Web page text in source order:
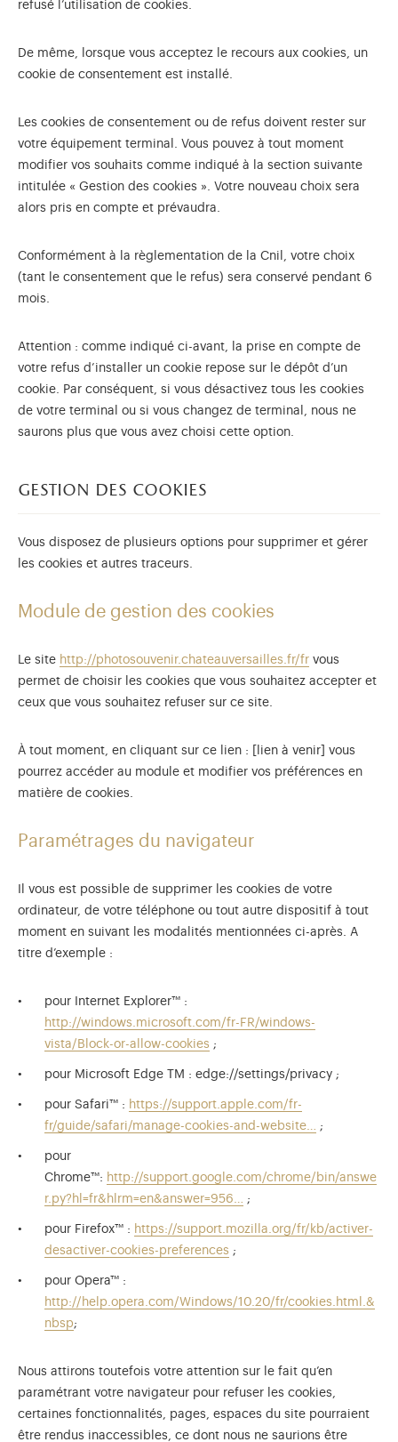
refusé l’utilisation de cookies.
De même, lorsque vous acceptez le recours aux cookies, un
cookie de consentement est installé.
Les cookies de consentement ou de refus doivent rester sur
votre équipement terminal. Vous pouvez à tout moment
modifier vos souhaits comme indiqué à la section suivante
intitulée « Gestion des cookies ». Votre nouveau choix sera
alors pris en compte et prévaudra.
Conformément à la règlementation de la Cnil, votre choix
(tant le consentement que le refus) sera conservé pendant 6
mois.
Attention : comme indiqué ci-avant, la prise en compte de
votre refus d’installer un cookie repose sur le dépôt d’un
cookie. Par conséquent, si vous désactivez tous les cookies
de votre terminal ou si vous changez de terminal, nous ne
saurons plus que vous avez choisi cette option.
gestion des cookies
Vous disposez de plusieurs options pour supprimer et gérer
les cookies et autres traceurs.
Module de gestion des cookies
Le site http://photosouvenir.chateauversailles.fr/fr vous
permet de choisir les cookies que vous souhaitez accepter et
ceux que vous souhaitez refuser sur ce site.
À tout moment, en cliquant sur ce lien : [lien à venir] vous
pourrez accéder au module et modifier vos préférences en
matière de cookies.
Paramétrages du navigateur
Il vous est possible de supprimer les cookies de votre
ordinateur, de votre téléphone ou tout autre dispositif à tout
moment en suivant les modalités mentionnées ci-après. A
titre d’exemple :
pour Internet Explorer™ :
http://windows.microsoft.com/fr-FR/windows-
vista/Block-or-allow-cookies ;
pour Microsoft Edge TM : edge://settings/privacy ;
pour Safari™ : https://support.apple.com/fr-
fr/guide/safari/manage-cookies-and-website… ;
pour
Chrome™: http://support.google.com/chrome/bin/answe
r.py?hl=fr&hlrm=en&answer=956… ;
pour Firefox™ : https://support.mozilla.org/fr/kb/activer-
desactiver-cookies-preferences ;
pour Opera™ :
http://help.opera.com/Windows/10.20/fr/cookies.html.&
nbsp;
Nous attirons toutefois votre attention sur le fait qu’en
paramétrant votre navigateur pour refuser les cookies,
certaines fonctionnalités, pages, espaces du site pourraient
être rendus inaccessibles, ce dont nous ne saurions être